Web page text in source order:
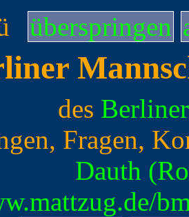
überspringen
des
Fragen,
Dauth